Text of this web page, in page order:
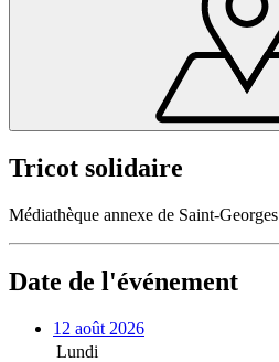
Tricot solidaire
Médiathèque annexe de Saint-Georges
Date de l'événement
12 août 2026
Lundi